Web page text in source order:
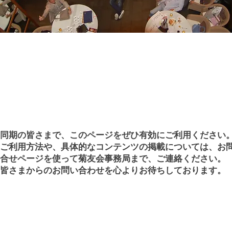
同期の皆さまで、このページをぜひ有効にご利用ください
ご利用方法や、具体的なコンテンツの掲載については、お
合せページを使って菊友会事務局まで、ご連絡ください。
皆さまからのお問い合わせを心よりお待ちしております。